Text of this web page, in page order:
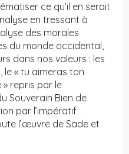
ce qu’il en serait
en tressant à
des morales
du monde occidental,
dans nos valeurs : les
le « tu aimeras ton
repris par le
Souverain Bien de
par l’impératif
l’œuvre de Sade et